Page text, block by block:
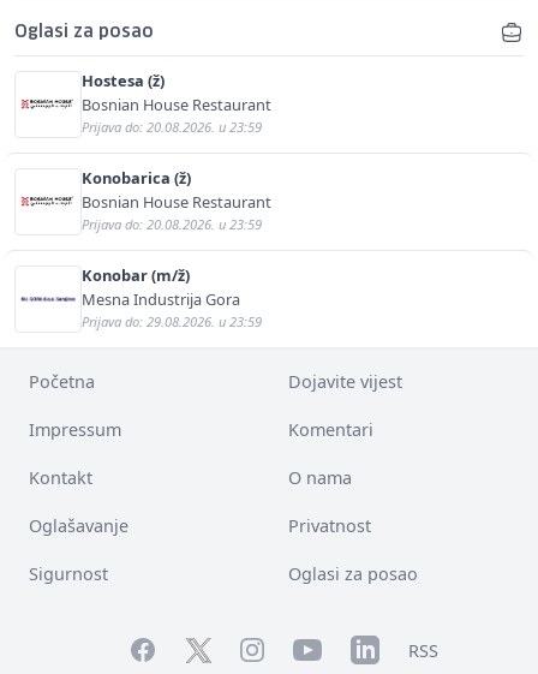
Oglasi za posao
Hostesa (ž)
Bosnian House Restaurant
Prijava do: 20.08.2026. u 23:59
Konobarica (ž)
Bosnian House Restaurant
Prijava do: 20.08.2026. u 23:59
Konobar (m/ž)
Mesna Industrija Gora
Prijava do: 29.08.2026. u 23:59
Početna Dojavite vijest
Impressum Komentari
Kontakt O nama
Oglašavanje Privatnost
Sigurnost Oglasi za posao
FacebookTwitterInstagramYouTubeLinkedInRSS